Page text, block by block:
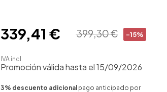
-15%
399,30 €
339,41 €
IVA incl.
Promoción válida hasta el 15/09/2026
3% descuento adicional pago anticipado por